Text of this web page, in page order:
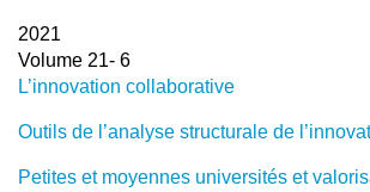
2021
Volume 21- 6
L’innovation collaborative
Outils de l’analyse structurale de
Petites et moyennes universités et